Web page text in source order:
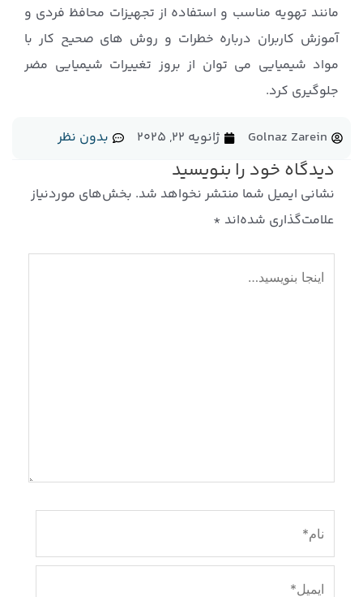
مانند تهویه مناسب و استفاده از تجهیزات محافظ فردی و
آموزش کاربران درباره خطرات و روش های صحیح کار با
مواد شیمیایی می توان از بروز تغییرات شیمیایی مضر
جلوگیری کرد.
Golnaz Zarein ژانویه 22, 2025 بدون نظر
دیدگاه‌ خود را بنویسید
نشانی ایمیل شما منتشر نخواهد شد. بخش‌های موردنیاز
علامت‌گذاری شده‌اند *
بنویسید…